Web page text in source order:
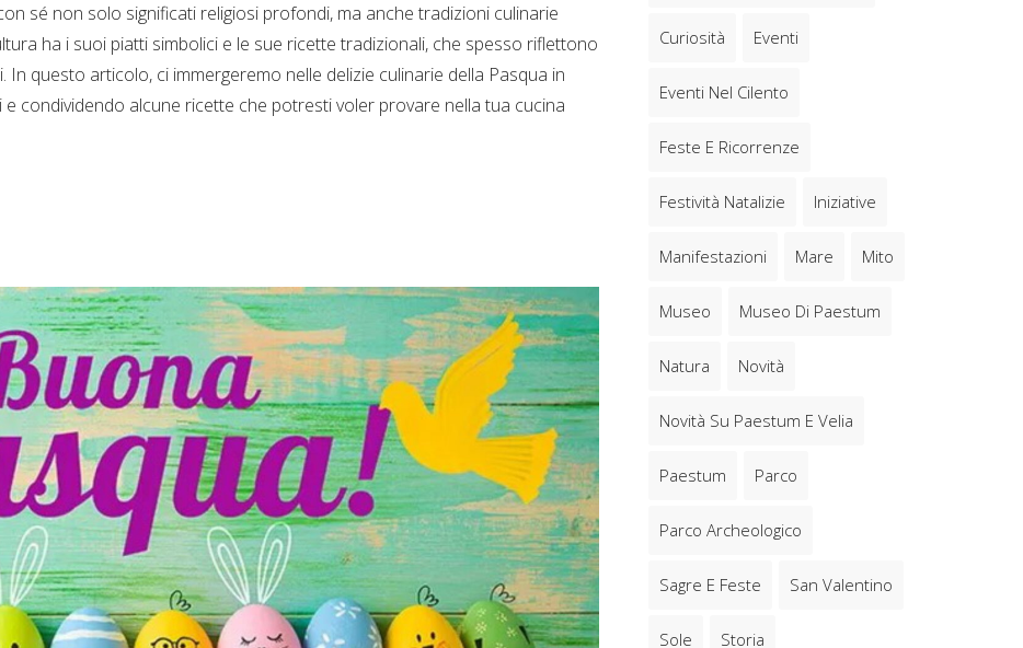
sé non solo significati religiosi profondi, ma anche tradizioni culinarie
ha i suoi piatti simbolici e le sue ricette tradizionali, che spesso riflettono
questo articolo, ci immergeremo nelle delizie culinarie della Pasqua in
condividendo alcune ricette che potresti voler provare nella tua cucina
Curiosità Eventi
Eventi Nel Cilento
Feste E Ricorrenze
Festività Natalizie Iniziative
Manifestazioni Mare Mito
Museo Museo Di Paestum
Natura Novità
Novità Su Paestum E Velia
Paestum Parco
Parco Archeologico
Sagre E Feste San Valentino
Sole Storia